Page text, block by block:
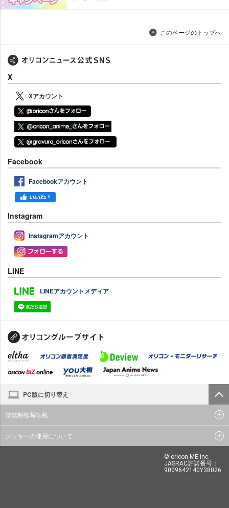
このページのトップへ
X
Xアカウント
Facebook
Facebookアカウント
Instagram
Instagramアカウント
LINE
LINEアカウントメディア
PC版に切り替え
禁無断複写転載
クッキーの使用について
© oricon ME inc.
JASRAC許諾番号：
9009642140Y38026